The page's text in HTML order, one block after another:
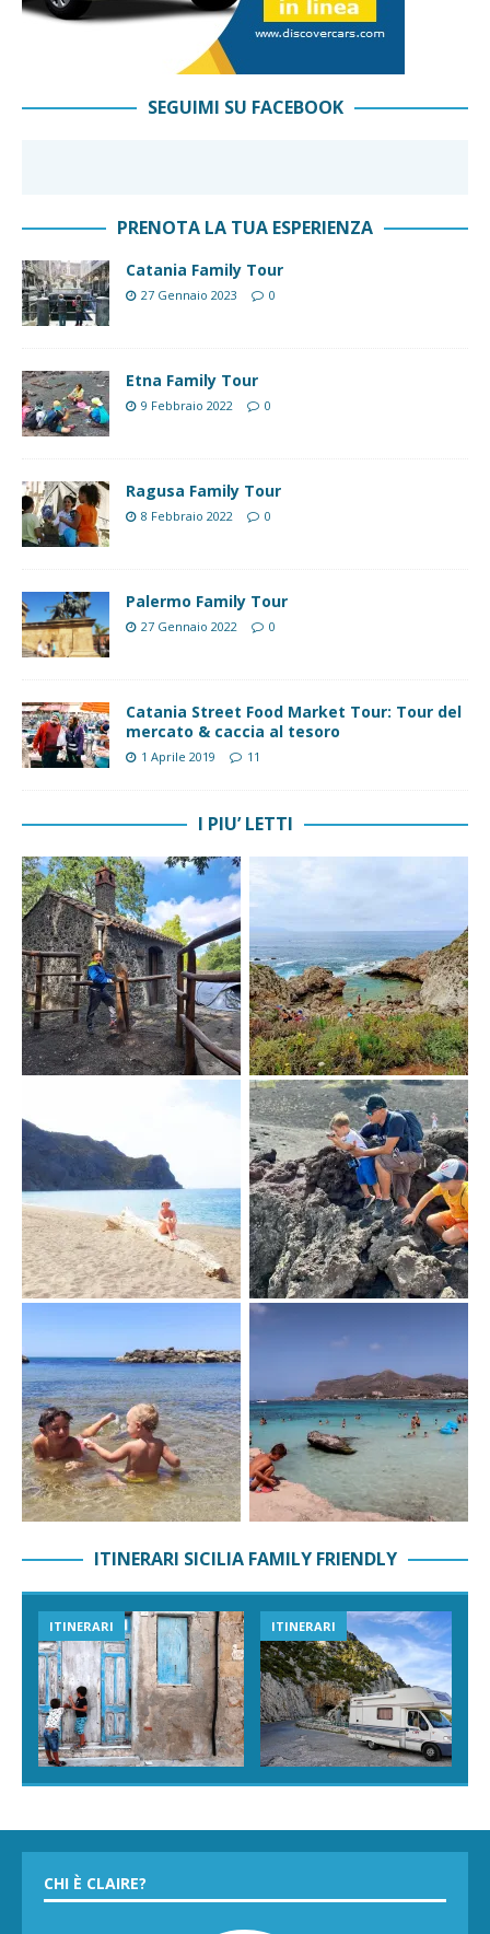
SEGUIMI SU FACEBOOK
PRENOTA LA TUA ESPERIENZA
Catania Family Tour
27 Gennaio 2023 0
Etna Family Tour
9 Febbraio 2022 0
Ragusa Family Tour
8 Febbraio 2022 0
Palermo Family Tour
27 Gennaio 2022 0
Catania Street Food Market Tour: Tour del
mercato & caccia al tesoro
1 Aprile 2019 11
I PIU’ LETTI
ITINERARI SICILIA FAMILY FRIENDLY
VIAGGI IN SICILIA ESPERIENZE IN SICILIA
CHI È CLAIRE?